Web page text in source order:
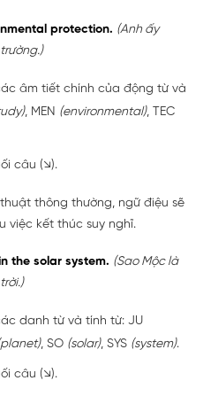
protection. (Anh ấy
âm tiết chính của động từ và
, MEN (environmental), TEC
câu (↘).
thông thường, ngữ điệu sẽ
việc kết thúc suy nghĩ.
the solar system. (Sao Mộc là
danh từ và tính từ: JU
, SO (solar), SYS (system).
câu (↘).